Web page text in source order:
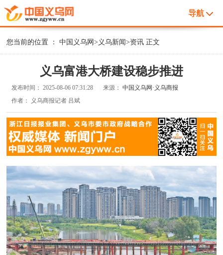
导航
您当前的位置 ：中国义乌网> 义乌新闻>资讯 正文
义乌富港大桥建设稳步推进
发布时间：2025-08-06 07:31:28 来源：中国义乌网·义乌商报
作者：
义乌商报记者 吕斌